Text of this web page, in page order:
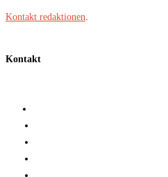
Kontakt redaktionen
Kontakt